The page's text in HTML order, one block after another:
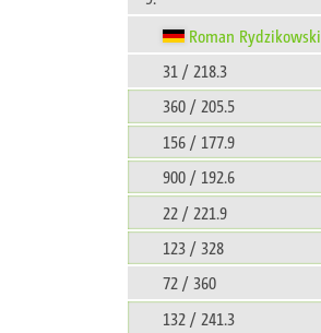
Roman Rydzikowski
31 / 218.3
360 / 205.5
156 / 177.9
900 / 192.6
22 / 221.9
123 / 328
72 / 360
132 / 241.3